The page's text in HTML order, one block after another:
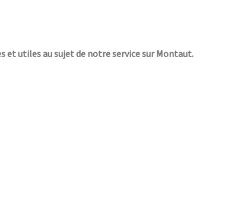
et utiles au sujet de notre service sur Montaut.